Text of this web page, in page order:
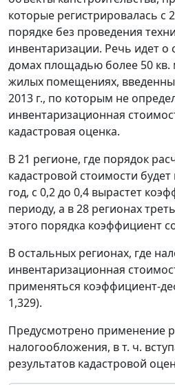
которые регистрировалась с
порядке без проведения
инвентаризации. Речь идет о
домах площадью более 50 кв.
жилых помещениях,
2013 г., по которым не
инвентаризационная
кадастровая оценка.
В 21 регионе, где порядок
кадастровой стоимости
год, с 0,2 до 0,4 вырастет
периоду, а в 28 регионах
этого порядка коэффициент
В остальных регионах, где
инвентаризационная
применяться коэффициент-
1,329).
Предусмотрено применение
налогообложения, в т. ч.
результатов кадастровой